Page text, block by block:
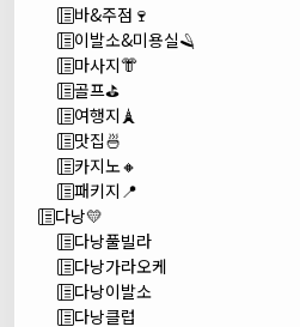
바&주점🍷
이발소&미용실🪒
마사지👘
골프⛳
여행지🗼
맛집🍜
카지노🔸
패키지📍
다낭💛
다낭풀빌라
다낭가라오케
다낭이발소
다낭클럽